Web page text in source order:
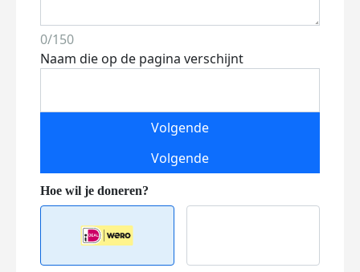
0/150
Naam die op de pagina verschijnt
Volgende
Volgende